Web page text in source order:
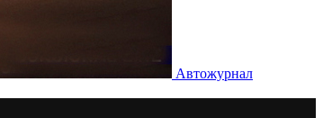
Автожурнал